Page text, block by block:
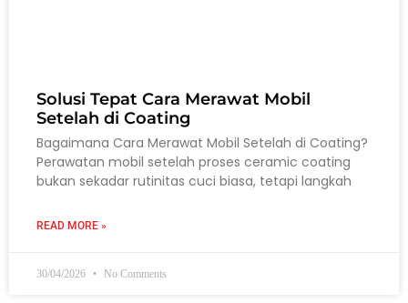
Solusi Tepat Cara Merawat Mobil
Setelah di Coating
Bagaimana Cara Merawat Mobil Setelah di Coating?
Perawatan mobil setelah proses ceramic coating
bukan sekadar rutinitas cuci biasa, tetapi langkah
READ MORE »
30/04/2026 No Comments